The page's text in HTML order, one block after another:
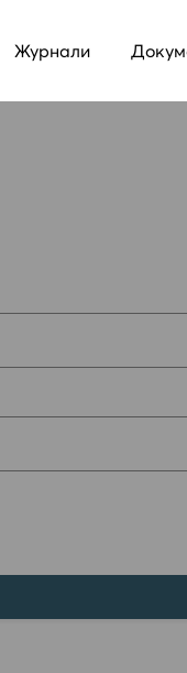
Журнали